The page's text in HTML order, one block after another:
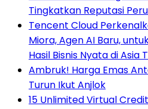
Tingkatkan Reputasi
Tencent Cloud
Miora, Agen AI Baru,
Hasil Bisnis Nyata di Asia
Ambruk! Harga Emas
Turun Ikut Anjlok
15 Unlimited Virtual